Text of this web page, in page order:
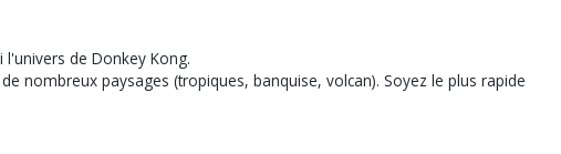
de Donkey Kong.
nombreux paysages (tropiques, banquise, volcan). Soyez le plus rapide